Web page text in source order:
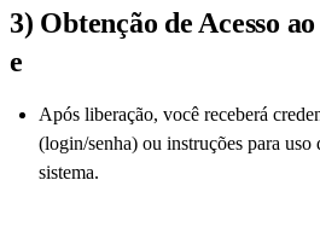
3) Obtenção de Acesso
e
Após liberação, você receberá
(login/senha) ou instruções para
sistema.